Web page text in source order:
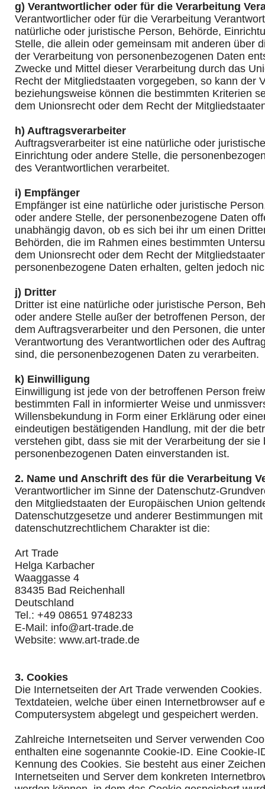
g) Verantwortlicher oder für die Verarbeitung
Verantwortlicher oder für die Verarbeitung
natürliche oder juristische Person, Behörde,
Stelle, die allein oder gemeinsam mit anderen über
der Verarbeitung von personenbezogenen Daten
Zwecke und Mittel dieser Verarbeitung durch das
Recht der Mitgliedstaaten vorgegeben, so kann der
beziehungsweise können die bestimmten Kriterien
dem Unionsrecht oder dem Recht der
h) Auftragsverarbeiter
Auftragsverarbeiter ist eine natürliche oder
Einrichtung oder andere Stelle, die
des Verantwortlichen verarbeitet.
i) Empfänger
Empfänger ist eine natürliche oder juristische
oder andere Stelle, der personenbezogene Daten
unabhängig davon, ob es sich bei ihr um einen
Behörden, die im Rahmen eines bestimmten
dem Unionsrecht oder dem Recht der
personenbezogene Daten erhalten, gelten jedoch
j) Dritter
Dritter ist eine natürliche oder juristische Person,
oder andere Stelle außer der betroffenen Person,
dem Auftragsverarbeiter und den Personen, die
Verantwortung des Verantwortlichen oder des
sind, die personenbezogenen Daten zu verarbeiten.
k) Einwilligung
Einwilligung ist jede von der betroffenen Person
bestimmten Fall in informierter Weise und
Willensbekundung in Form einer Erklärung oder
eindeutigen bestätigenden Handlung, mit der die
verstehen gibt, dass sie mit der Verarbeitung der sie
personenbezogenen Daten einverstanden ist.
2. Name und Anschrift des für die Verarbeitung
Verantwortlicher im Sinne der Datenschutz-
den Mitgliedstaaten der Europäischen Union
Datenschutzgesetze und anderer Bestimmungen mit
datenschutzrechtlichem Charakter ist die:
Art Trade
Helga Karbacher
Waaggasse 4
83435 Bad Reichenhall
Deutschland
Tel.: +49 08651 9748233
E-Mail: info@art-trade.de
Website: www.art-trade.de
3. Cookies
Die Internetseiten der Art Trade verwenden
Textdateien, welche über einen Internetbrowser auf
Computersystem abgelegt und gespeichert werden.
Zahlreiche Internetseiten und Server verwenden
enthalten eine sogenannte Cookie-ID. Eine Cookie-
Kennung des Cookies. Sie besteht aus einer
Internetseiten und Server dem konkreten